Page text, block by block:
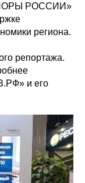
РОССИИ»
региона.
репортажа.
и его